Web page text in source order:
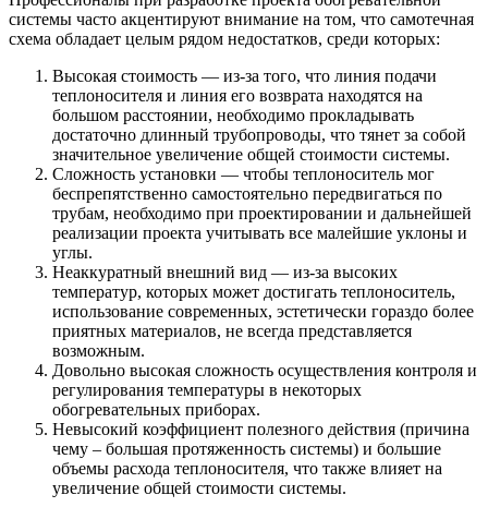
системы часто акцентируют внимание на том, что самотечная
схема обладает целым рядом недостатков, среди которых:
Высокая стоимость — из-за того, что линия подачи
теплоносителя и линия его возврата находятся на
большом расстоянии, необходимо прокладывать
достаточно длинный трубопроводы, что тянет за собой
значительное увеличение общей стоимости системы.
Сложность установки — чтобы теплоноситель мог
беспрепятственно самостоятельно передвигаться по
трубам, необходимо при проектировании и дальнейшей
реализации проекта учитывать все малейшие уклоны и
углы.
Неаккуратный внешний вид — из-за высоких
температур, которых может достигать теплоноситель,
использование современных, эстетически гораздо более
приятных материалов, не всегда представляется
возможным.
Довольно высокая сложность осуществления контроля и
регулирования температуры в некоторых
обогревательных приборах.
Невысокий коэффициент полезного действия (причина
чему – большая протяженность системы) и большие
объемы расхода теплоносителя, что также влияет на
увеличение общей стоимости системы.